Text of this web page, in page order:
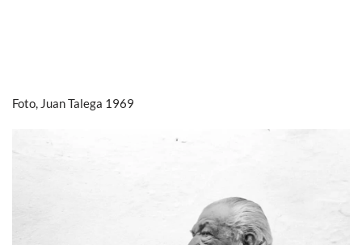
Foto, Juan Talega 1969